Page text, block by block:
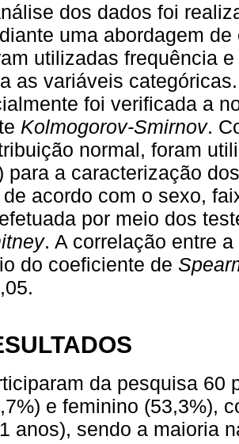
dos dados foi
uma abordagem
utilizadas frequência
as variáveis
foi verificada a
Kolmogorov-Smirnov.
normal, foram
para a caracterização
de acordo com o sexo,
por meio dos
. A correlação entre
do coeficiente de
da pesquisa 60
e feminino (53,3%),
anos), sendo a maioria